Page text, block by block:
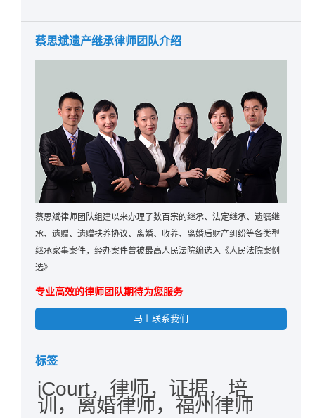
蔡思斌遗产继承律师团队介绍
蔡思斌律师团队组建以来办理了数百宗的继承、法定继承、遗嘱继
承、遗赠、遗赠扶养协议、离婚、收养、离婚后财产纠纷等各类型
继承家事案件，经办案件曾被最高人民法院编选入《人民法院案例
选》...
专业高效的律师团队期待为您服务
马上联系我们
标签
iCourt，律师，证据，培
训，离婚律师，福州律师